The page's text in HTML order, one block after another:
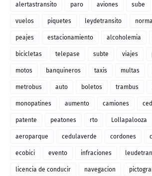
alertastransito paro aviones sube
vuelos piquetes leydetransito
peajes estacionamiento alcoholemia
bicicletas telepase subte viajes
motos banquineros taxis multas
metrobus auto boletos trambus
monopatines aumento camiones
patente peatones rto Lollapalooza
aeroparque cedulaverde cordones
ecobici evento infraciones
licencia de conducir navegacion